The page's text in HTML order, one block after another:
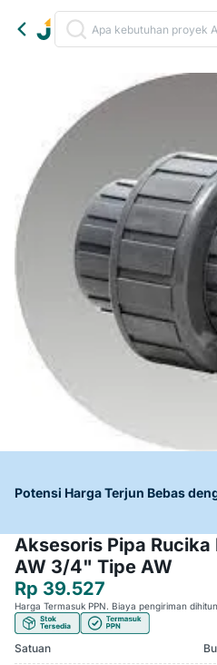
Potensi Harga Terjun Bebas
Aksesoris Pipa Rucika
AW 3/4" Tipe AW
Rp 39.527
Harga Termasuk PPN. Biaya pengiriman
Satuan